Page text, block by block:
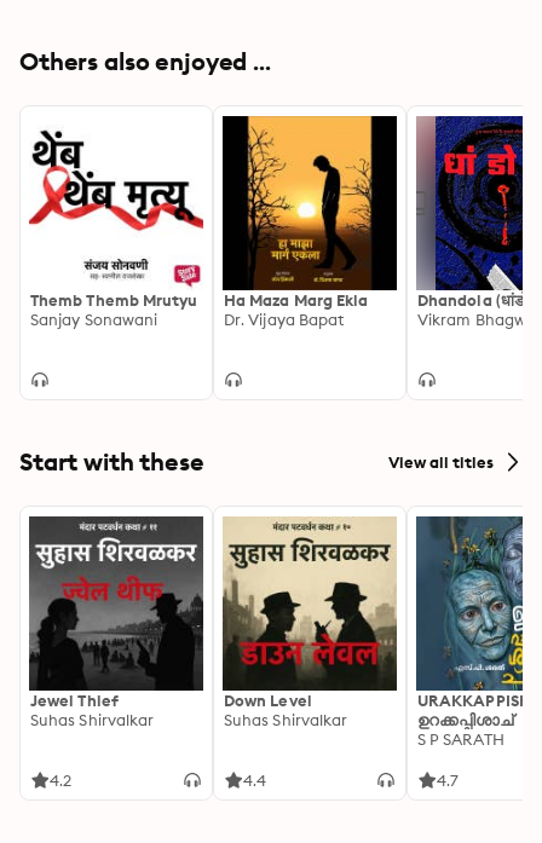
Others also enjoyed ...
Themb Themb Mrutyu
Sanjay Sonawani
Ha Maza Marg Ekla
Dr. Vijaya Bapat
Dhandola
Vikram Bhagwat
Start with these View all titles
Jewel Thief
Suhas Shirvalkar
4.2
Down Level
Suhas Shirvalkar
4.4
ഉറക്കപ്പിശാച്
S P SARATH
4.7